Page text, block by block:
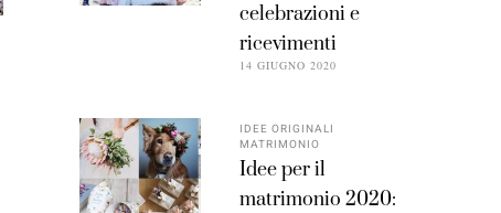
celebrazioni e
ricevimenti
14 GIUGNO 2020
IDEE ORIGINALI
MATRIMONIO
Idee per il
matrimonio 2020: